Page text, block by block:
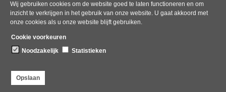
Wij gebruiken cookies om de website goed te laten functioneren en om
inzicht te verkrijgen in het gebruik van onze website. U gaat akkoord met
onze cookies als u onze website blijft gebruiken.
Cookie voorkeuren
Noodzakelijk
Statistieken
Opslaan
Bezoekadres
Dampten 2, 1624 NR Hoorn
Postbus 2095, 1620 EB Hoorn
Openingstijden kantoor